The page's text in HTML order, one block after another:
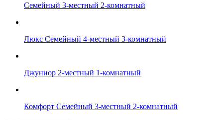
Семейный 3-местный 2-комнатный
Люкс Семейный 4-местный 3-комнатный
Джуниор 2-местный 1-комнатный
Комфорт Семейный 3-местный 2-комнатный